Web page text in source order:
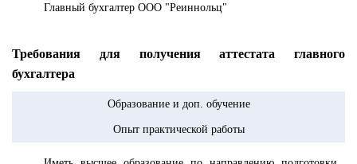
Главный бухгалтер ООО "Реиннольц"
Требования для получения аттестата главного
бухгалтера
Образование и доп. обучение
Опыт практической работы